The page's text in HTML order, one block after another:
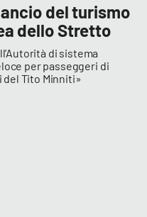
del turismo
dello Stretto
di sistema
per passeggeri di
del Tito Minniti»